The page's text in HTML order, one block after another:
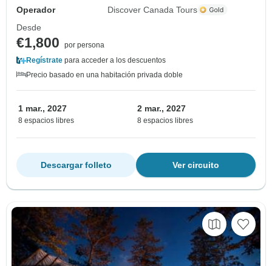
Operador
Discover Canada Tours
Desde
€1,800
por persona
Regístrate para acceder a los descuentos
Precio basado en una habitación privada doble
1 mar., 2027
8 espacios libres
2 mar., 2027
8 espacios libres
Ver circuito
Descargar folleto